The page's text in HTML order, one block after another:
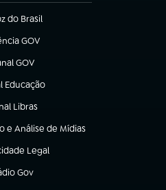
do Brasil
em nova aba)
GOV
em nova aba)
GOV
em nova aba)
Educação
nova aba)
Libras
em nova aba)
e Análise de Mídias
Legal
nova aba)
Gov
em nova aba)